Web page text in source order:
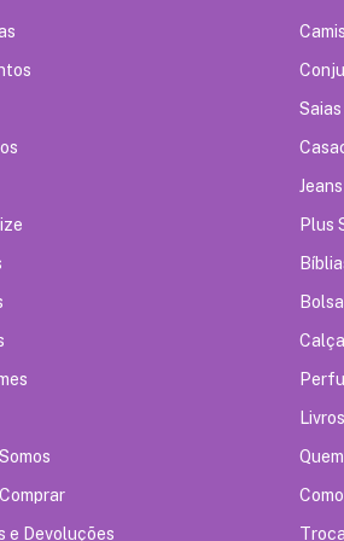
e Devoluções
Saias
Jeans
Plus
Livros